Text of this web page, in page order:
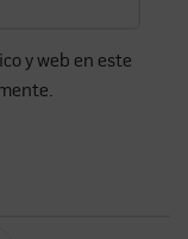
y web en este